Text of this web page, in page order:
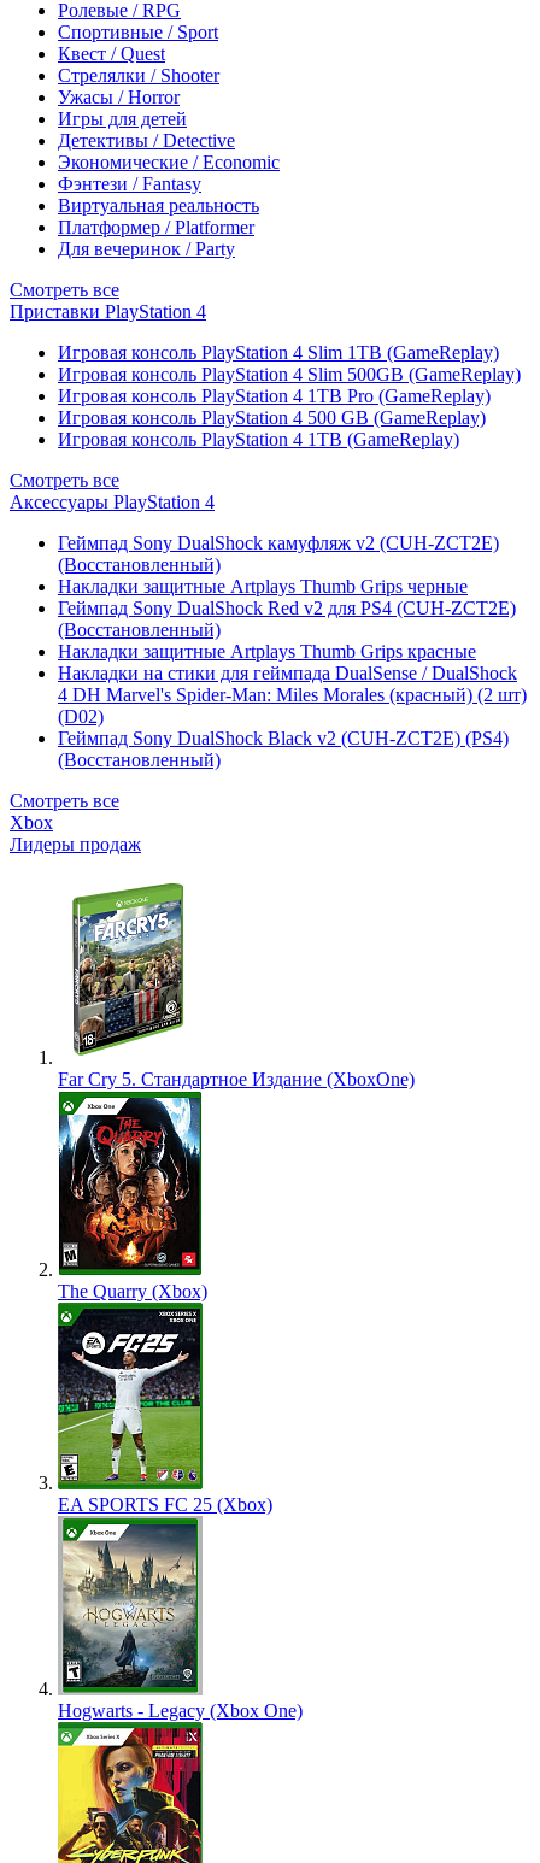
Ролевые / RPG
Спортивные / Sport
Квест / Quest
Стрелялки / Shooter
Ужасы / Horror
Игры для детей
Детективы / Detective
Экономические / Economic
Фэнтези / Fantasy
Виртуальная реальность
Платформер / Platformer
Для вечеринок / Party
Смотреть все
Приставки PlayStation 4
Игровая консоль PlayStation 4 Slim 1TB (GameReplay)
Игровая консоль PlayStation 4 Slim 500GB (GameReplay)
Игровая консоль PlayStation 4 1TB Pro (GameReplay)
Игровая консоль PlayStation 4 500 GB (GameReplay)
Игровая консоль PlayStation 4 1TB (GameReplay)
Смотреть все
Аксессуары PlayStation 4
Геймпад Sony DualShock камуфляж v2 (CUH-ZCT2E)
(Восстановленный)
Накладки защитные Artplays Thumb Grips черные
Геймпад Sony DualShock Red v2 для PS4 (CUH-ZCT2E)
(Восстановленный)
Накладки защитные Artplays Thumb Grips красные
Накладки на стики для геймпада DualSense / DualShock
4 DH Marvel's Spider-Man: Miles Morales (красный) (2 шт)
(D02)
Геймпад Sony DualShock Black v2 (CUH-ZCT2E) (PS4)
(Восстановленный)
Смотреть все
Xbox
Лидеры продаж
Far Cry 5. Стандартное Издание (XboxOne)
The Quarry (Xbox)
EA SPORTS FC 25 (Xbox)
Hogwarts - Legacy (Xbox One)